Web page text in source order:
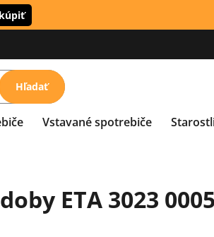
Hľadať
Vstavané spotrebiče
ETA 3023